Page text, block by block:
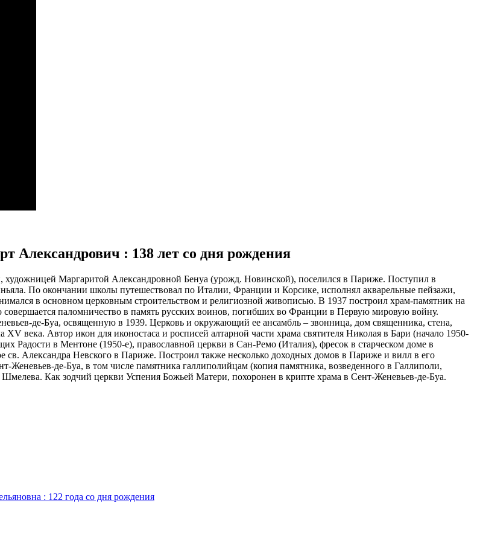
Александрович : 138 лет со дня рождения
Маргаритой Александровной Бенуа (урожд. Новинской), поселился в Париже. Поступил в
По окончании школы путешествовал по Италии, Франции и Корсике, исполнял акварельные пейзажи,
в основном церковным строительством и религиозной живописью. В 1937 построил храм-памятник на
паломничество в память русских воинов, погибших во Франции в Первую мировую войну.
де-Буа, освященную в 1939. Церковь и окружающий ее ансамбль – звонница, дом священника, стена,
века. Автор икон для иконостаса и росписей алтарной части храма святителя Николая в Бари (начало 1950-
Радости в Ментоне (1950-е), православной церкви в Сан-Ремо (Италия), фресок в старческом доме в
Александра Невского в Париже. Построил также несколько доходных домов в Париже и вилл в его
Женевьев-де-Буа, в том числе памятника галлиполийцам (копия памятника, возведенного в Галлиполи,
Как зодчий церкви Успения Божьей Матери, похоронен в крипте храма в Сент-Женевьев-де-Буа.
: 122 года со дня рождения